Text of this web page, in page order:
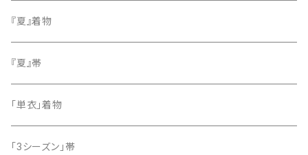
小紋
留袖
『夏』着物
『夏』帯
「単衣」着物
「3シーズン」帯